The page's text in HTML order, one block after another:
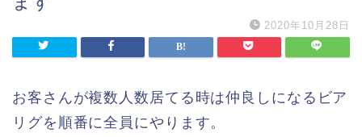
2020年10月28日
お客さんが複数人数居てる時は仲良しになるビア
リグを順番に全員にやります。